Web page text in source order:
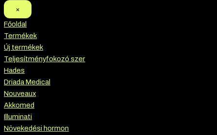
×
Főoldal
Termékek
Új termékek
Teljesítményfokozó szer
Hades
Driada Medical
Nouveaux
Akkomed
Illuminati
Növekedési hormon